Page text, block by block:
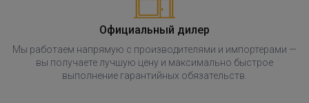
Официальный дилер
Мы работаем напрямую с производителями и импортерами —
вы получаете лучшую цену и максимально быстрое
выполнение гарантийных обязательств.